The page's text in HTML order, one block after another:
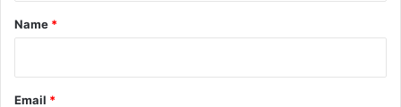
*
Name *
Email *